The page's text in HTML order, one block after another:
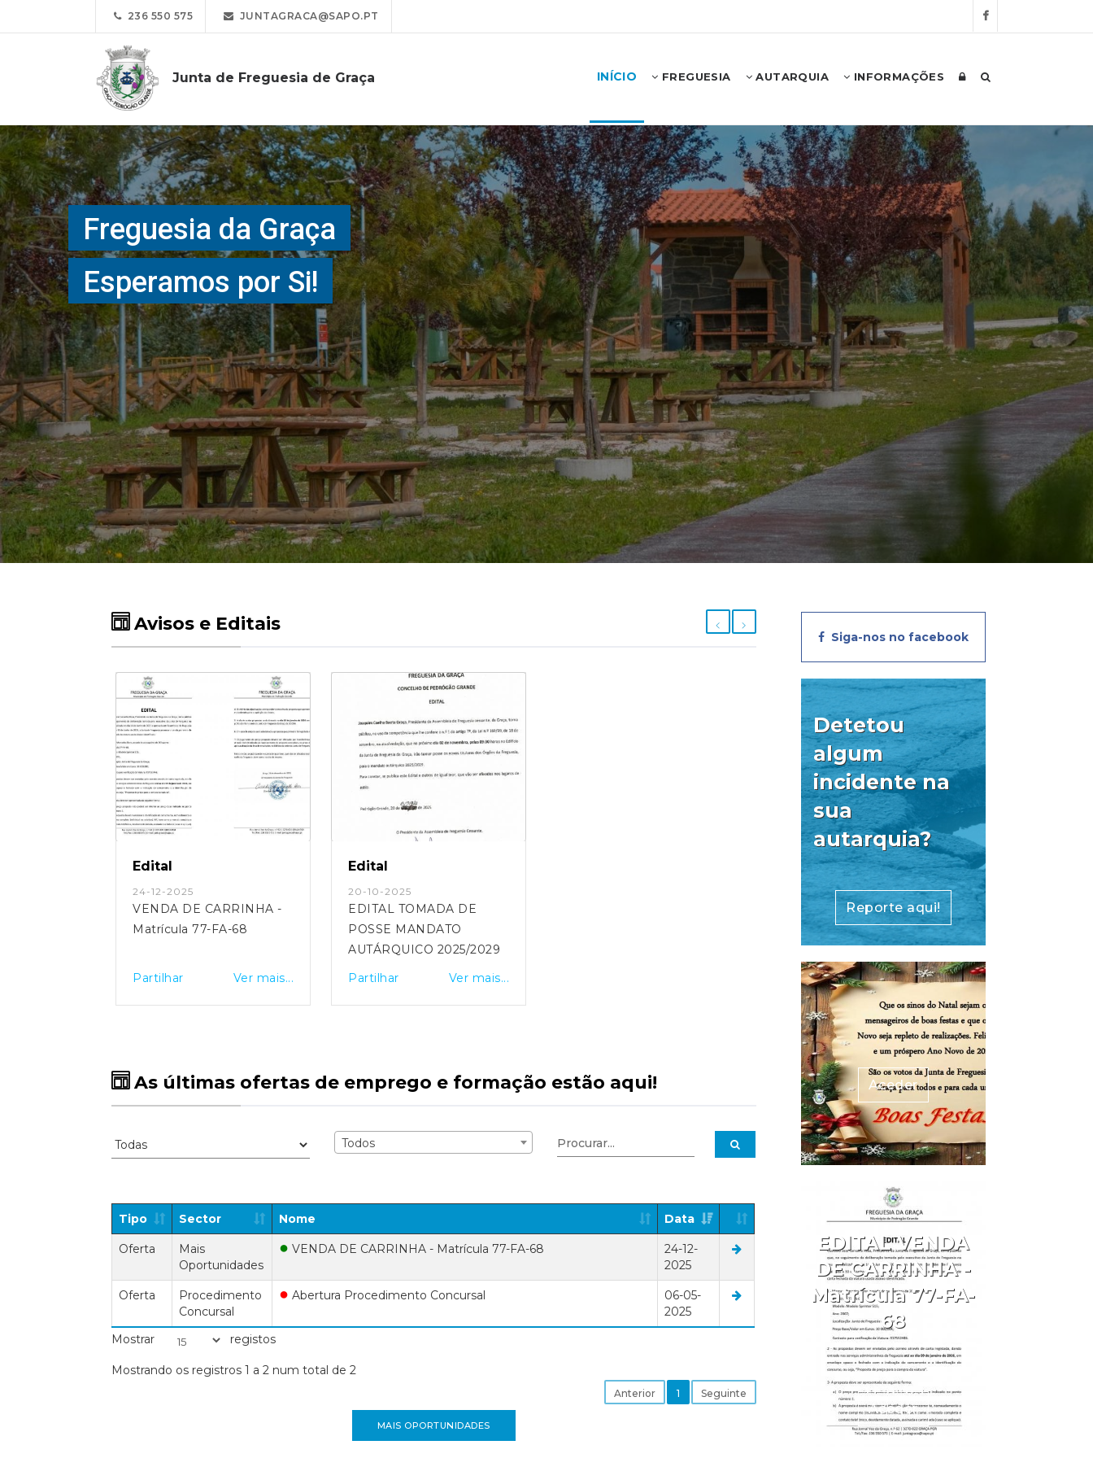
236 550 575 JUNTAGRACA@SAPO.PT
Junta de Freguesia de Graça INÍCIO FREGUESIA AUTARQUIA INFORMAÇÕES
Freguesia da Graça
Esperamos por Si!
Avisos e Editais
Edital
24-12-2025
VENDA DE CARRINHA -
Matrícula 77-FA-68
Partilhar Ver mais...
Edital
20-10-2025
EDITAL TOMADA DE
POSSE MANDATO
AUTÁRQUICO 2025/2029
Partilhar
Ver mais...
As últimas ofertas de emprego e formação estão aqui!
Todos
Tipo Sector Nome Data
Oferta
Mais
Oportunidades
● VENDA DE CARRINHA - Matrícula 77-FA-68
24-12-
2025
Oferta
Procedimento
Concursal
● Abertura Procedimento Concursal
06-05-
2025
Mostrar
registos
Mostrando os registros 1 a 2 num total de 2
Anterior 1 Seguinte
MAIS OPORTUNIDADES
Siga-nos no facebook
Detetou
algum
incidente na
sua
autarquia?
Reporte aqui!
Aceder
EDITAL VENDA
DE CARRINHA -
Matrícula 77-FA-
68
Aceder